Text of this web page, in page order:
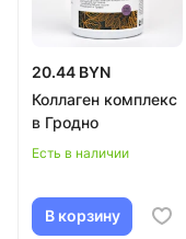
20.44 BYN
Коллаген комплекс
в Гродно
Есть в наличии
В корзину